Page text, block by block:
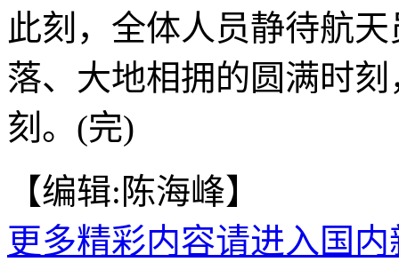
此刻，全体人员静待航
落、大地相拥的圆满时
刻。(完)
【编辑:陈海峰】
更多精彩内容请进入国内